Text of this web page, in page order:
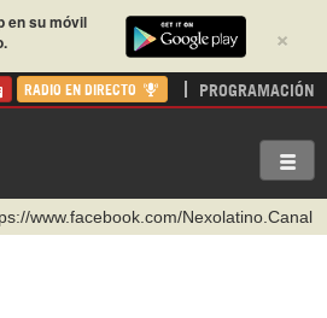
×
en su móvil
RADIO EN DIRECTO PROGRAMACIÓN
www.facebook.com/Nexolatino.Canal
www.youtube.com/@nexo_latino